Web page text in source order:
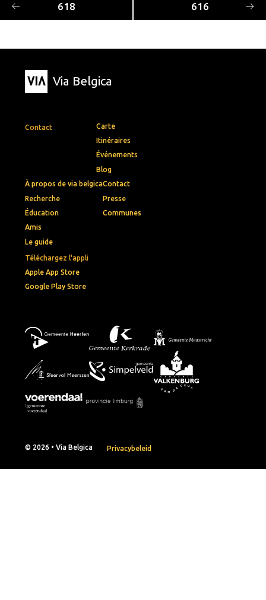
618 616
Via Belgica
Contact
Téléchargez l'appli
Apple App Store
Google Play Store
Carte
Itinéraires
Événements
Blog
À propos de via belgica
Recherche
Éducation
Amis
Le guide
Contact
Presse
Communes
© 2026 • Via Belgica Privacybeleid